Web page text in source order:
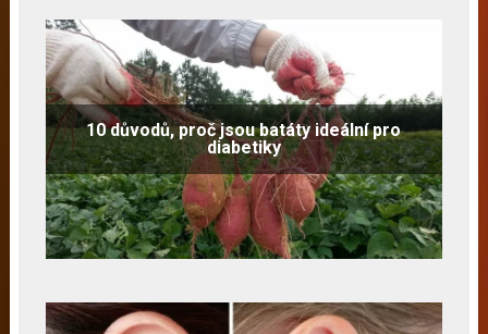
10 důvodů, proč jsou batáty ideální pro
diabetiky